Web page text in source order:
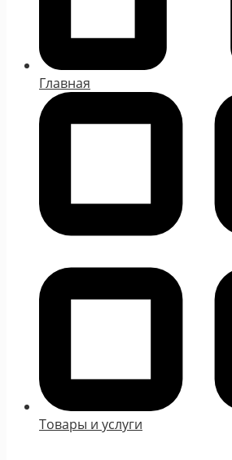
Главная
Товары и услуги